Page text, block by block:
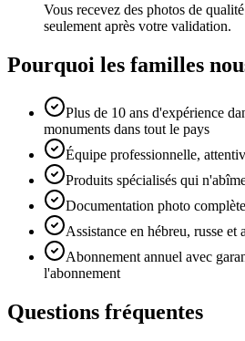
Vous recevez des photos de
seulement après votre validation.
Pourquoi les familles
Plus de 10 ans d'expérience
monuments dans tout le pays
Équipe professionnelle,
Produits spécialisés qui
Documentation photo
Assistance en hébreu, russe et
Abonnement annuel avec
l'abonnement
Questions fréquentes